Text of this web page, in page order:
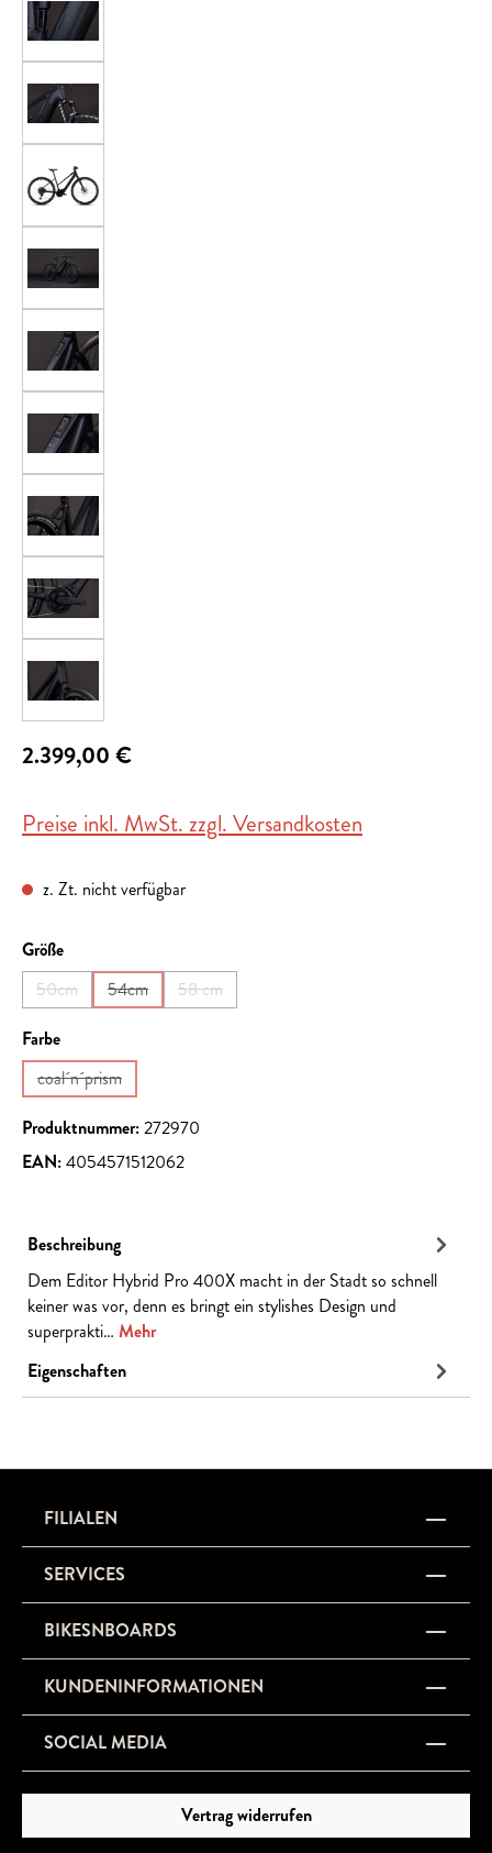
2.399,00 €
Preise inkl. MwSt. zzgl. Versandkosten
z. Zt. nicht verfügbar
Größeauswählen
50cm
(Diese Option ist zurzeit nicht verfügbar.)
54cm
(Diese Option ist zurzeit nicht verfügbar.)
58 cm
(Diese Option ist zurzeit nicht verfügbar.)
Farbeauswählen
coal´n´prism
(Diese Option ist zurzeit nicht verfügbar.)
Produktnummer:272970
EAN:4054571512062
Beschreibung
Dem Editor Hybrid Pro 400X macht in der Stadt so schnell
keiner was vor, denn es bringt ein stylishes Design und
superprakti… Mehr
Eigenschaften
FILIALEN
SERVICES
BIKESNBOARDS
KUNDENINFORMATIONEN
SOCIAL MEDIA
Vertrag widerrufen